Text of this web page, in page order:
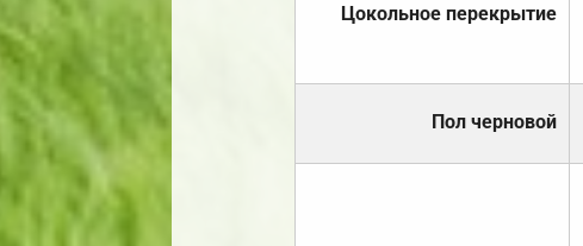
Цокольное перекрытие
Пол черновой